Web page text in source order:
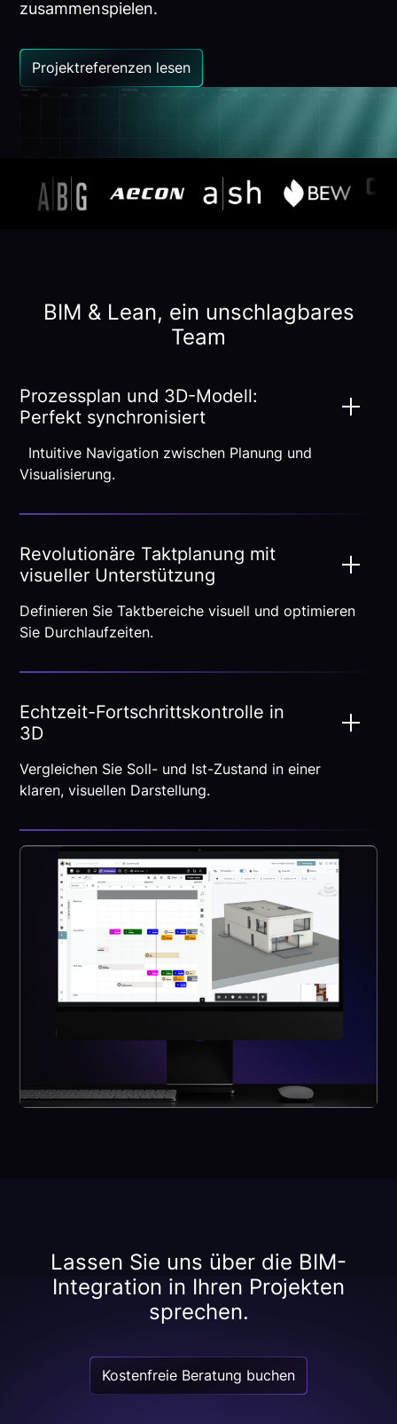
zusammenspielen.
Projektreferenzen lesen
BIM & Lean, ein unschlagbares
Team
Prozessplan und 3D-Modell:
Perfekt synchronisiert
Intuitive Navigation zwischen Planung und
Visualisierung.
Revolutionäre Taktplanung mit
visueller Unterstützung
Definieren Sie Taktbereiche visuell und optimieren
Sie Durchlaufzeiten.
Echtzeit-Fortschrittskontrolle in
3D
Vergleichen Sie Soll- und Ist-Zustand in einer
klaren, visuellen Darstellung.
Lassen Sie uns über die BIM-
Integration in Ihren Projekten
sprechen.
Kostenfreie Beratung buchen